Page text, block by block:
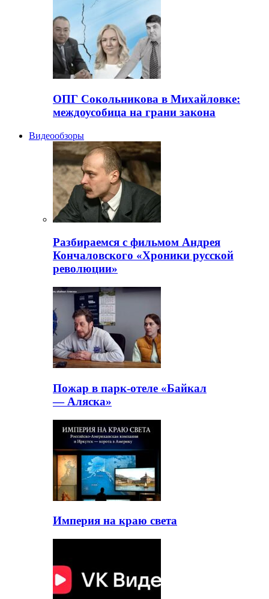
ОПГ Сокольникова в Михайловке:
междоусобица на грани закона
Видеообзоры
Разбираемся с фильмом Андрея
Кончаловского «Хроники русской
революции»
Пожар в парк-отеле «Байкал
— Аляска»
Империя на краю света